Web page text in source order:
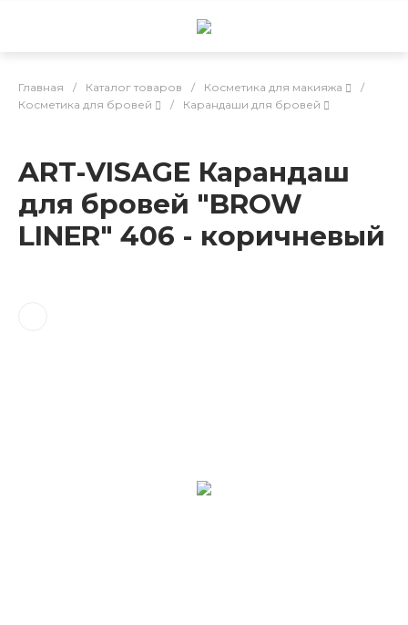
Главная / Каталог товаров / Косметика для макияжа
/
Косметика для бровей
/ Карандаши для бровей
ART-VISAGE Карандаш
для бровей "BROW
LINER" 406 - коричневый